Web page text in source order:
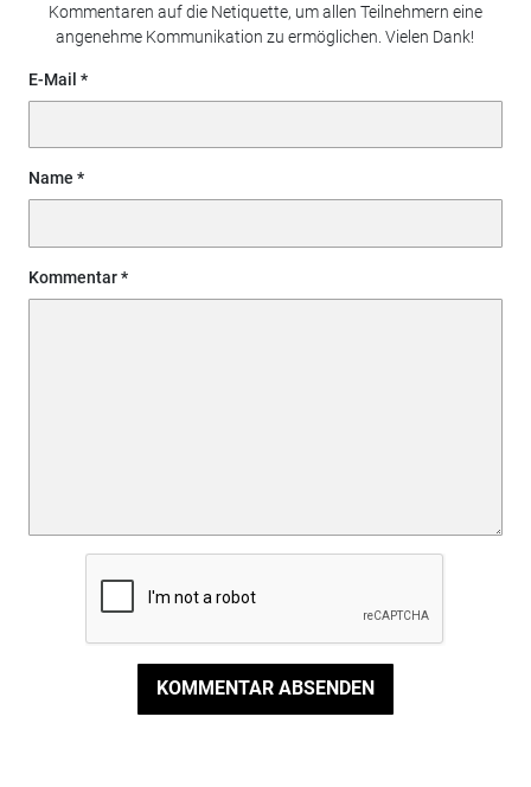
Kommentaren auf die Netiquette, um allen Teilnehmern eine
angenehme Kommunikation zu ermöglichen. Vielen Dank!
E-Mail
Name
Kommentar
KOMMENTAR ABSENDEN